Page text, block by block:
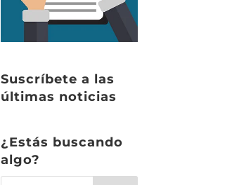
Suscríbete a las
últimas noticias
¿Estás buscando
algo?